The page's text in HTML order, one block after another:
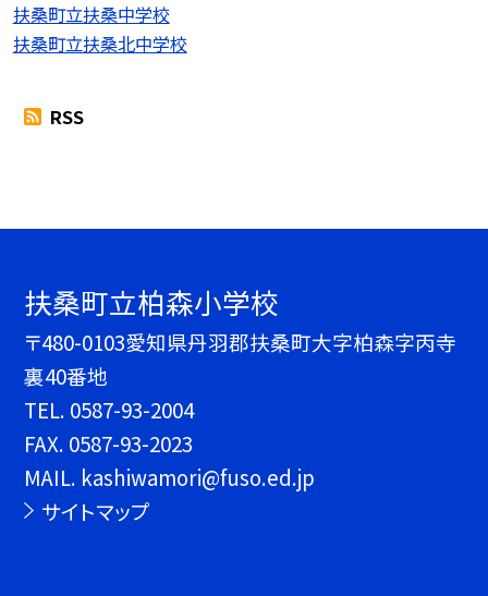
扶桑町立扶桑中学校
扶桑町立扶桑北中学校
RSS
扶桑町立柏森小学校
〒480-0103愛知県丹羽郡扶桑町大字柏森字丙寺
裏40番地
TEL. 0587-93-2004
FAX. 0587-93-2023
MAIL. kashiwamori@fuso.ed.jp
サイトマップ